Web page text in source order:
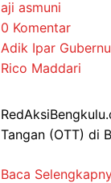
aji asmuni
0 Komentar
Adik Ipar
Rico Maddari
Tangan (OTT) di
Baca